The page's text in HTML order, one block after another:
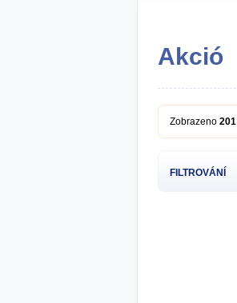
Akció
Zobrazeno 201
FILTROVÁNÍ